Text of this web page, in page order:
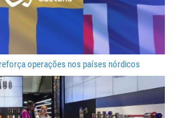
operações nos países nórdicos